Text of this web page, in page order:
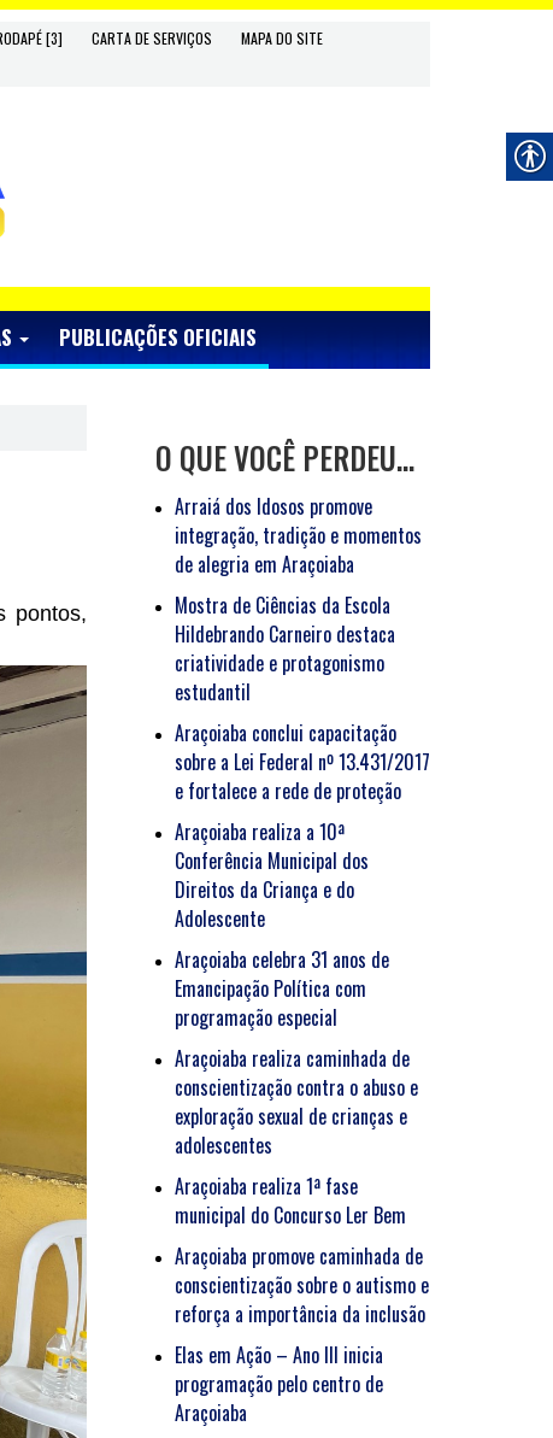
[3] CARTA DE SERVIÇOS
MAPA DO SITE
PUBLICAÇÕES OFICIAIS
pontos,
O QUE VOCÊ PERDEU…
Arraiá dos Idosos promove
integração, tradição e momentos
de alegria em Araçoiaba
Mostra de Ciências da Escola
Hildebrando Carneiro destaca
criatividade e protagonismo
estudantil
Araçoiaba conclui capacitação
sobre a Lei Federal nº 13.431/2017
e fortalece a rede de proteção
Araçoiaba realiza a 10ª
Conferência Municipal dos
Direitos da Criança e do
Adolescente
Araçoiaba celebra 31 anos de
Emancipação Política com
programação especial
Araçoiaba realiza caminhada de
conscientização contra o abuso e
exploração sexual de crianças e
adolescentes
Araçoiaba realiza 1ª fase
municipal do Concurso Ler Bem
Araçoiaba promove caminhada de
conscientização sobre o autismo e
reforça a importância da inclusão
Elas em Ação – Ano III inicia
programação pelo centro de
Araçoiaba